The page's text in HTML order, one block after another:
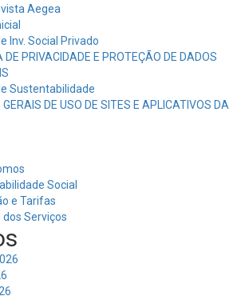
Aegea
Inv. Social Privado
DE PRIVACIDADE E PROTEÇÃO DE DADOS
Sustentabilidade
DE USO DE SITES E APLICATIVOS DA
Social
e Tarifas
dos Serviços